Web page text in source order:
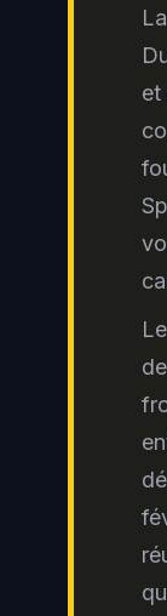
et